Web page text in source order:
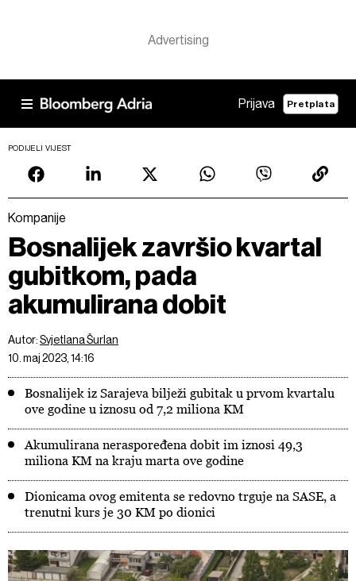
Prijava Pretplata
PODIJELI VIJEST
Kompanije
Bosnalijek završio kvartal
gubitkom, pada
akumulirana dobit
Autor:Svjetlana Šurlan
10. maj 2023, 14:16
Bosnalijek iz Sarajeva bilježi gubitak u prvom kvartalu
ove godine u iznosu od 7,2 miliona KM
Akumulirana neraspoređena dobit im iznosi 49,3
miliona KM na kraju marta ove godine
Dionicama ovog emitenta se redovno trguje na SASE, a
trenutni kurs je 30 KM po dionici